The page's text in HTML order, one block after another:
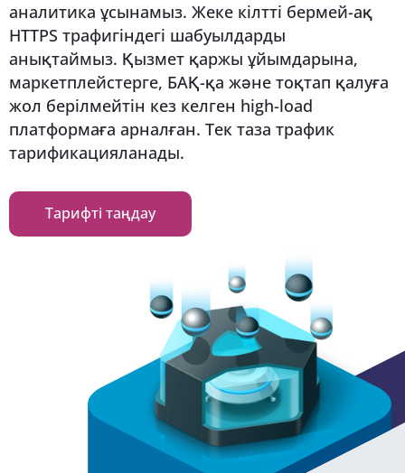
аналитика ұсынамыз. Жеке кілтті бермей-ақ
HTTPS трафигіндегі шабуылдарды
анықтаймыз. Қызмет қаржы ұйымдарына,
маркетплейстерге, БАҚ-қа және тоқтап қалуға
жол берілмейтін кез келген high-load
платформаға арналған. Тек таза трафик
тарификацияланады.
Тарифті таңдау